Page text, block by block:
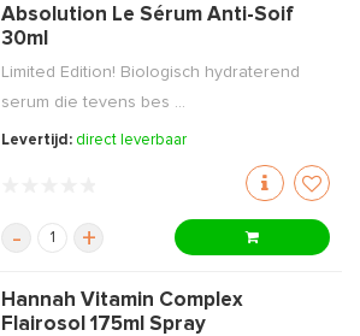
Absolution Le Sérum Anti-Soif
30ml
Limited Edition! Biologisch hydraterend
serum die tevens bes ...
Levertijd: direct leverbaar
- +
Hannah Vitamin Complex
Flairosol 175ml Spray